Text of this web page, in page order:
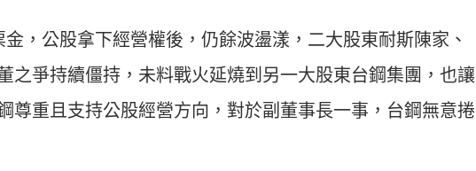
，公股拿下經營權後，仍餘波盪漾，二大股東耐斯陳家、
之爭持續僵持，未料戰火延燒到另一大股東台鋼集團，也讓
尊重且支持公股經營方向，對於副董事長一事，台鋼無意捲